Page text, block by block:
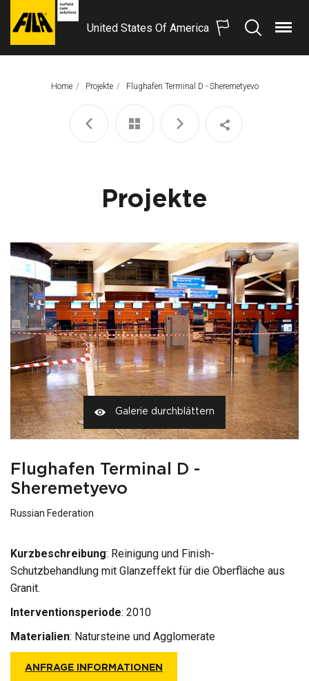
FILA
United States Of America
SuchenMenü
Home Projekte Aktuelle Seite:
Flughafen Terminal D - Sheremetyevo
Projekte
Galerie durchblättern
Flughafen Terminal D -
Sheremetyevo
Russian Federation
Kurzbeschreibung: Reinigung und Finish-
Schutzbehandlung mit Glanzeffekt für die Oberfläche aus
Granit.
Interventionsperiode: 2010
Materialien: Natursteine und Agglomerate
ANFRAGE INFORMATIONEN